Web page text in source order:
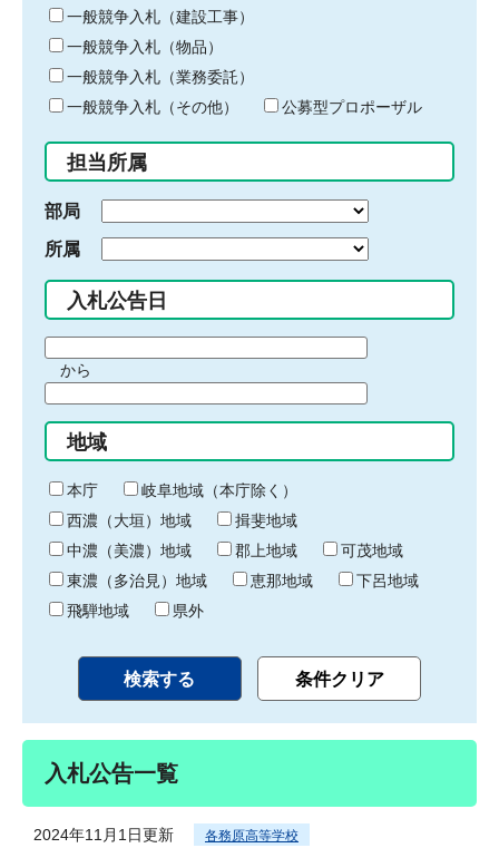
キ
ー
ワ
ー
ド
入
力
一般競争入札（建設工事）
一般競争入札（物品）
一般競争入札（業務委託）
一般競争入札（その他）
公募型プロポーザル
担当所属
部局
所属
入札公告日
間
始
り
から
間
終
わ
り
地域
本庁
岐阜地域（本庁除く）
西濃（大垣）地域
揖斐地域
中濃（美濃）地域
郡上地域
可茂地域
東濃（多治見）地域
恵那地域
下呂地域
飛騨地域
県外
入札公告一覧
2024年11月1日更新 各務原高等学校